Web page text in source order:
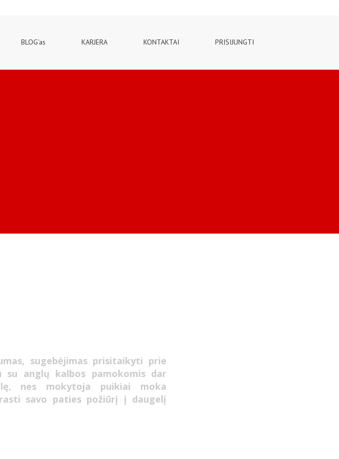
BLOG'as KARJERA KONTAKTAI PRISIJUNGTI
sugebėjimas prisitaikyti prie
anglų kalbos pamokomis dar
nes mokytoja puikiai moka
savo paties požiūrį į daugelį